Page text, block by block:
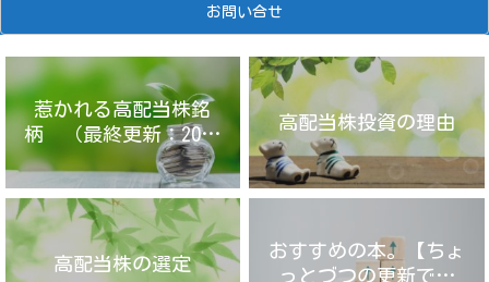
お問い合せ
惹かれる高配当株銘
柄 （最終更新：2025
年4月14日）
高配当株投資の理由
高配当株の選定
おすすめの本。【ちょ
っとづつの更新です